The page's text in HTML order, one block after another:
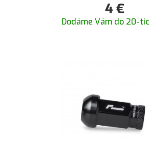
4 €
Dodáme Vám do 20-